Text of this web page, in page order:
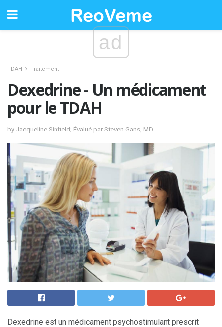
ad
TDAH Traitement
Dexedrine - Un médicament
pour le TDAH
by Jacqueline Sinfield; Évalué par Steven Gans, MD
Dexedrine est un médicament psychostimulant prescrit